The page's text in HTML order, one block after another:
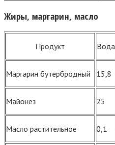
Жиры, маргарин, масло
Продукт Вода
Маргарин бутербродный 15,8
Майонез 25
Масло растительное 0,1